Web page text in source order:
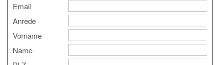
Email
Anrede
Vorname
Name